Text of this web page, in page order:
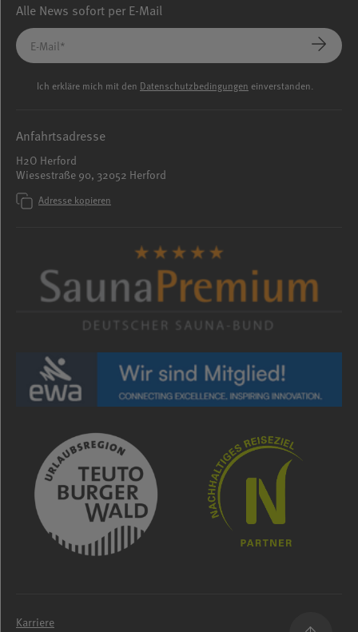
Alle News sofort per E-Mail
Ich erkläre mich mit den Datenschutzbedingungen einverstanden.
Anfahrtsadresse
H2O Herford
Wiesestraße 90, 32052 Herford
Adresse kopieren
Karriere